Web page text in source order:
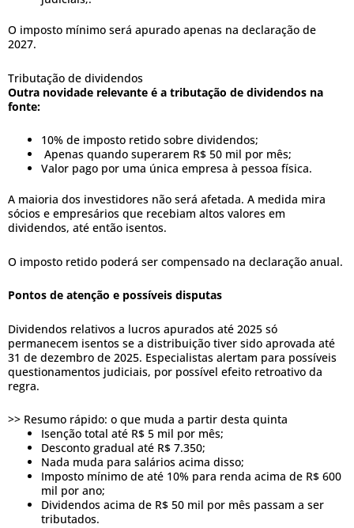
O imposto mínimo será apurado apenas na declaração de
2027.
Tributação de dividendos
Outra novidade relevante é a tributação de dividendos na
fonte:
10% de imposto retido sobre dividendos;
Apenas quando superarem R$ 50 mil por mês;
Valor pago por uma única empresa à pessoa física.
A maioria dos investidores não será afetada. A medida mira
sócios e empresários que recebiam altos valores em
dividendos, até então isentos.
O imposto retido poderá ser compensado na declaração anual.
Pontos de atenção e possíveis disputas
Dividendos relativos a lucros apurados até 2025 só
permanecem isentos se a distribuição tiver sido aprovada até
31 de dezembro de 2025. Especialistas alertam para possíveis
questionamentos judiciais, por possível efeito retroativo da
regra.
>> Resumo rápido: o que muda a partir desta quinta
Isenção total até R$ 5 mil por mês;
Desconto gradual até R$ 7.350;
Nada muda para salários acima disso;
Imposto mínimo de até 10% para renda acima de R$ 600
mil por ano;
Dividendos acima de R$ 50 mil por mês passam a ser
tributados.